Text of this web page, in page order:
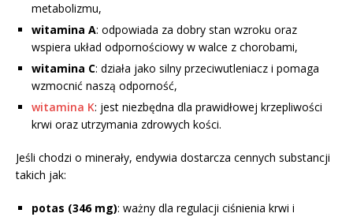
metabolizmu,
witamina A: odpowiada za dobry stan wzroku oraz
wspiera układ odpornościowy w walce z chorobami,
witamina C: działa jako silny przeciwutleniacz i pomaga
wzmocnić naszą odporność,
witamina K: jest niezbędna dla prawidłowej krzepliwości
krwi oraz utrzymania zdrowych kości.
Jeśli chodzi o minerały, endywia dostarcza cennych substancji
takich jak:
potas (346 mg): ważny dla regulacji ciśnienia krwi i